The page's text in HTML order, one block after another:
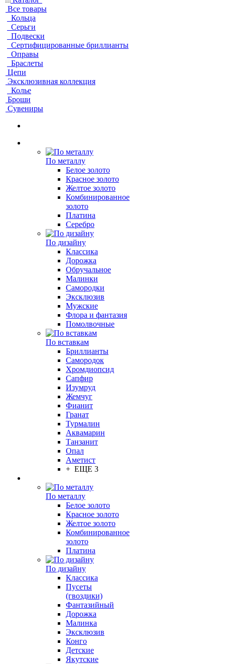
Все товары
Кольца
Серьги
Подвески
Сертифицированные бриллианты
Оправы
Браслеты
Цепи
Эксклюзивная коллекция
Колье
Броши
Сувениры
По металлу
Белое золото
Красное золото
Желтое золото
Комбинированное
золото
Платина
Серебро
По дизайну
Классика
Дорожка
Обручальное
Малинки
Самородки
Эксклюзив
Мужские
Флора и фантазия
Помолвочные
По вставкам
Бриллианты
Самородок
Хромдиопсид
Сапфир
Изумруд
Жемчуг
Фианит
Гранат
Турмалин
Аквамарин
Танзанит
Опал
Аметист
+ ЕЩЕ 3
По металлу
Белое золото
Красное золото
Желтое золото
Комбинированное
золото
Платина
По дизайну
Классика
Пусеты
(гвоздики)
Фантазийный
Дорожка
Малинка
Эксклюзив
Конго
Детские
Якутские